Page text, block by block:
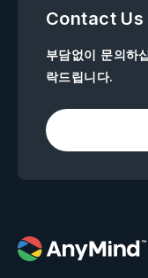
Contact Us
부담없이 문의하
락드립니다.